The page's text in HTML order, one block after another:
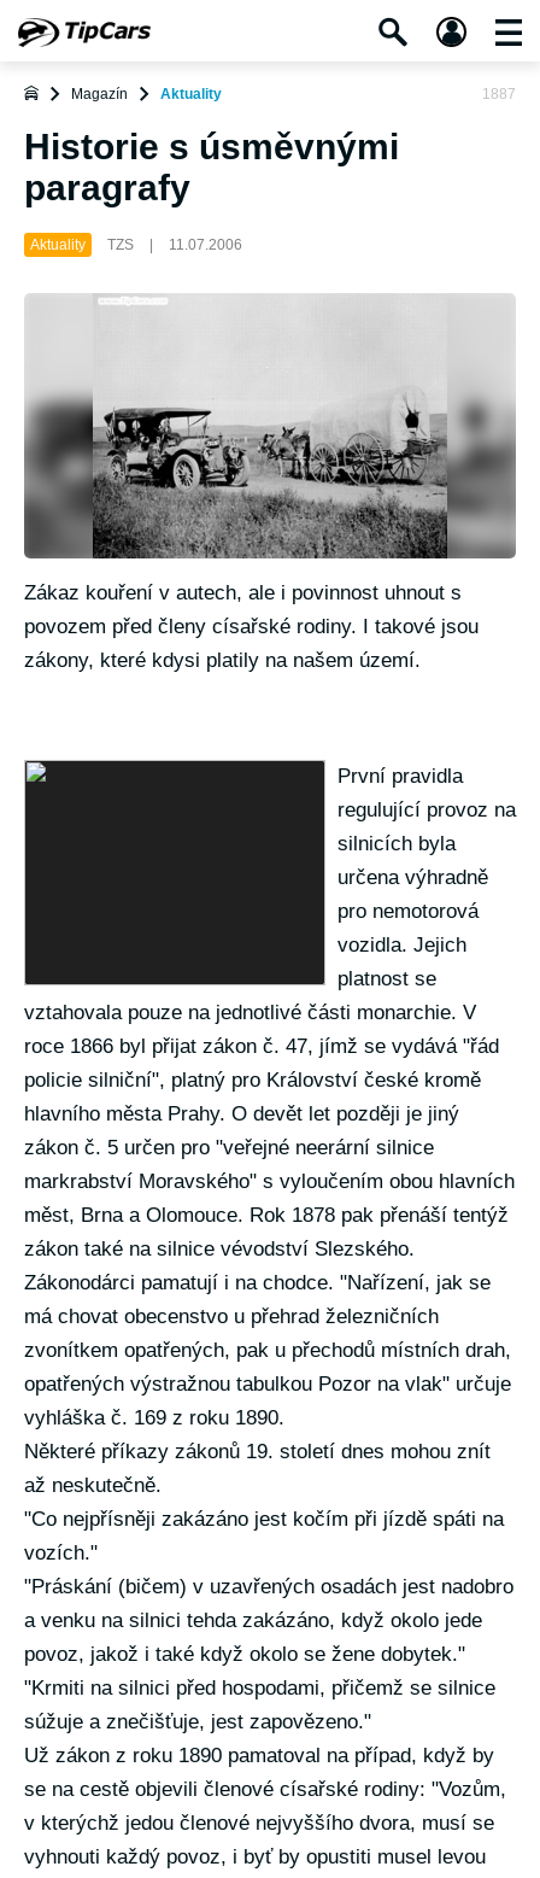
Magazín Aktuality 1887
Historie s úsměvnými
paragrafy
Aktuality TZS 11.07.2006
Zákaz kouření v autech, ale i povinnost uhnout s
povozem před členy císařské rodiny. I takové jsou
zákony, které kdysi platily na našem území.
První pravidla
regulující provoz na
silnicích byla
určena výhradně
pro nemotorová
vozidla. Jejich
platnost se
vztahovala pouze na jednotlivé části monarchie. V
roce 1866 byl přijat zákon č. 47, jímž se vydává "řád
policie silniční", platný pro Království české kromě
hlavního města Prahy. O devět let později je jiný
zákon č. 5 určen pro "veřejné neerární silnice
markrabství Moravského" s vyloučením obou hlavních
měst, Brna a Olomouce. Rok 1878 pak přenáší tentýž
zákon také na silnice vévodství Slezského.
Zákonodárci pamatují i na chodce. "Nařízení, jak se
má chovat obecenstvo u přehrad železničních
zvonítkem opatřených, pak u přechodů místních drah,
opatřených výstražnou tabulkou Pozor na vlak" určuje
vyhláška č. 169 z roku 1890.
Některé příkazy zákonů 19. století dnes mohou znít
až neskutečně.
"Co nejpřísněji zakázáno jest kočím při jízdě spáti na
vozích."
"Práskání (bičem) v uzavřených osadách jest nadobro
a venku na silnici tehda zakázáno, když okolo jede
povoz, jakož i také když okolo se žene dobytek."
"Krmiti na silnici před hospodami, přičemž se silnice
súžuje a znečišťuje, jest zapovězeno."
Už zákon z roku 1890 pamatoval na případ, když by
se na cestě objevili členové císařské rodiny: "Vozům,
v kterýchž jedou členové nejvyššího dvora, musí se
vyhnouti každý povoz, i byť by opustiti musel levou